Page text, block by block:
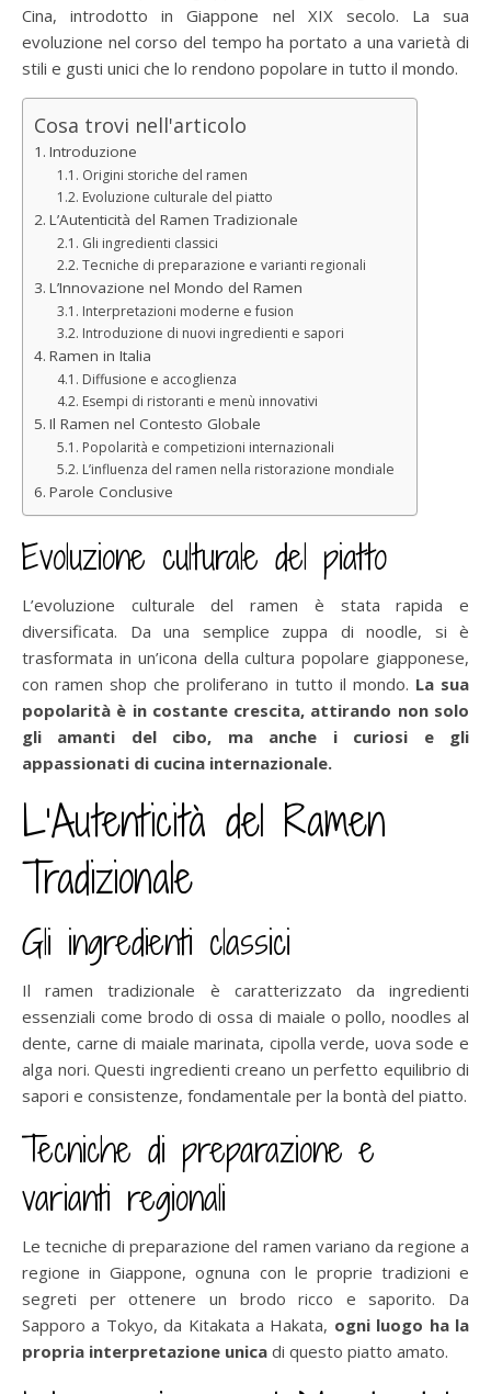
Cina, introdotto in Giappone nel XIX secolo. La sua
evoluzione nel corso del tempo ha portato a una varietà di
stili e gusti unici che lo rendono popolare in tutto il mondo.
Cosa trovi nell'articolo
Introduzione
Origini storiche del ramen
Evoluzione culturale del piatto
L’Autenticità del Ramen Tradizionale
Gli ingredienti classici
Tecniche di preparazione e varianti regionali
L’Innovazione nel Mondo del Ramen
Interpretazioni moderne e fusion
Introduzione di nuovi ingredienti e sapori
Ramen in Italia
Diffusione e accoglienza
Esempi di ristoranti e menù innovativi
Il Ramen nel Contesto Globale
Popolarità e competizioni internazionali
L’influenza del ramen nella ristorazione mondiale
Parole Conclusive
Evoluzione culturale del piatto
L’evoluzione culturale del ramen è stata rapida e
diversificata. Da una semplice zuppa di noodle, si è
trasformata in un’icona della cultura popolare giapponese,
con ramen shop che proliferano in tutto il mondo. La sua
popolarità è in costante crescita, attirando non solo
gli amanti del cibo, ma anche i curiosi e gli
appassionati di cucina internazionale.
L’Autenticità del Ramen
Tradizionale
Gli ingredienti classici
Il ramen tradizionale è caratterizzato da ingredienti
essenziali come brodo di ossa di maiale o pollo, noodles al
dente, carne di maiale marinata, cipolla verde, uova sode e
alga nori. Questi ingredienti creano un perfetto equilibrio di
sapori e consistenze, fondamentale per la bontà del piatto.
Tecniche di preparazione e
varianti regionali
Le tecniche di preparazione del ramen variano da regione a
regione in Giappone, ognuna con le proprie tradizioni e
segreti per ottenere un brodo ricco e saporito. Da
Sapporo a Tokyo, da Kitakata a Hakata, ogni luogo ha la
propria interpretazione unica di questo piatto amato.